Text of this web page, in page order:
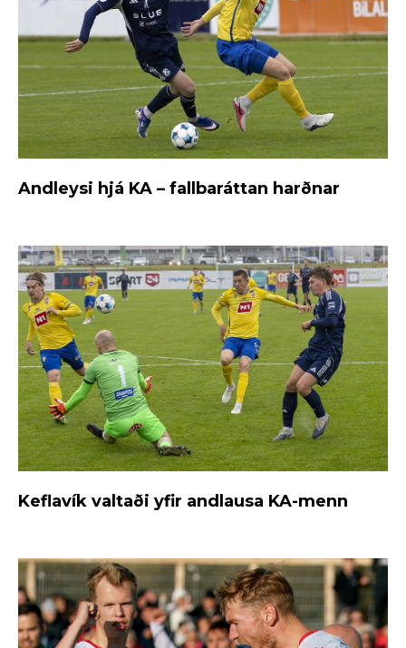
Andleysi hjá KA – fallbaráttan harðnar
Keflavík valtaði yfir andlausa KA-menn